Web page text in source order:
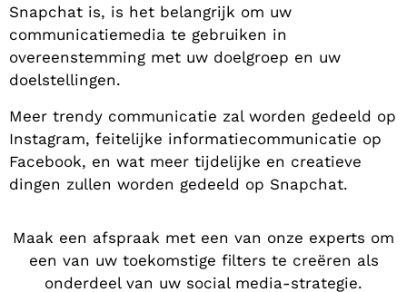
Snapchat is, is het belangrijk om uw
communicatiemedia te gebruiken in
overeenstemming met uw doelgroep en uw
doelstellingen.
Meer trendy communicatie zal worden gedeeld op
Instagram, feitelijke informatiecommunicatie op
Facebook, en wat meer tijdelijke en creatieve
dingen zullen worden gedeeld op Snapchat.
Maak een afspraak met een van onze experts om
een van uw toekomstige filters te creëren als
onderdeel van uw social media-strategie.